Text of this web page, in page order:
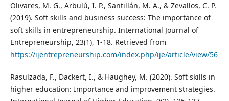
Olivares, M. G., Arbulú, I. P., Santillán, M. A., & Zevallos, C. P.
(2019). Soft skills and business success: The importance of
soft skills in entrepreneurship. International Journal of
Entrepreneurship, 23(1), 1-18. Retrieved from
https://ijentrepreneurship.com/index.php/ije/article/view/56
Rasulzada, F., Dackert, I., & Haughey, M. (2020). Soft skills in
higher education: Importance and improvement strategies.